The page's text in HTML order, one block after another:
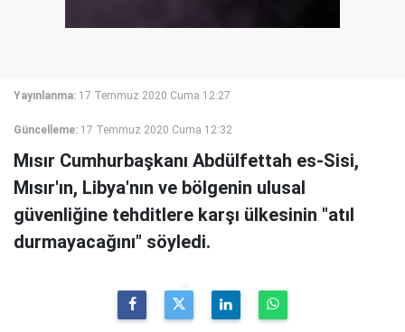
Yayınlanma: 17 Temmuz 2020 Cuma 12:27
Güncelleme: 17 Temmuz 2020 Cuma 12:32
Mısır Cumhurbaşkanı Abdülfettah es-Sisi,
Mısır'ın, Libya'nın ve bölgenin ulusal
güvenliğine tehditlere karşı ülkesinin "atıl
durmayacağını" söyledi.